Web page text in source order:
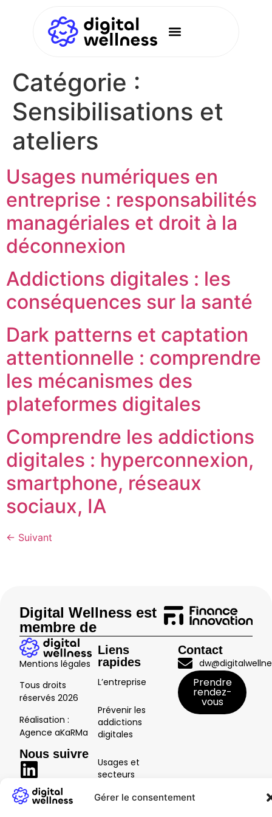
Gérer le consentement
Catégorie :
Sensibilisations et
ateliers
Usages numériques en
entreprise : responsabilités
managériales et droit à la
déconnexion
Addictions digitales : les
conséquences sur la santé
Dark patterns et captation
attentionnelle : comprendre
les mécanismes des
plateformes digitales
Comprendre les addictions
digitales : hyperconnexion,
smartphone, réseaux
sociaux, IA
← Suivant
Digital Wellness est
membre de
Mentions légales
Tous droits
réservés 2026
Réalisation :
Agence aKaRMa
Nous suivre
Liens
rapides
L’entreprise
Prévenir les
addictions
digitales
Usages et
secteurs
Ressources
Contact
Prendre
rendez-
vous